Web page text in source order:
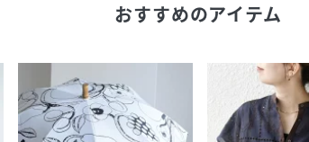
おすすめのアイテム